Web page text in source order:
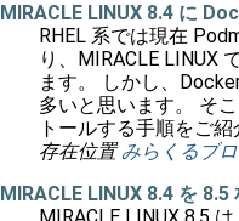
MIRACLE LINUX 8.4 に
RHEL 系では現在
り、MIRACLE LINUX
ます。 しかし、
多いと思います。 そ
トールする手順をご紹
存在位置 みらくるブ
MIRACLE LINUX 8.4 を